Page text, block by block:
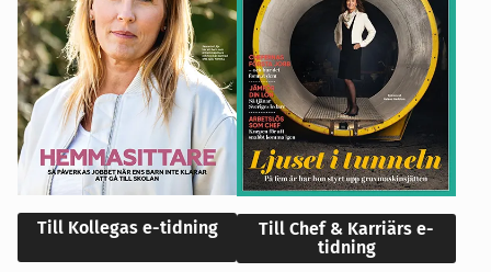
Till Kollegas e-tidning
Till Chef & Karriärs e-
tidning